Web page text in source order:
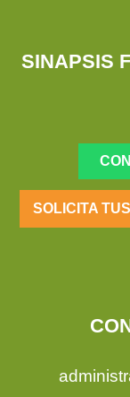
SINAPSIS
SOLICITA